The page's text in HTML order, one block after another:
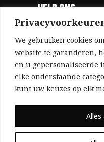
We gebruiken cookies
website te garanderen,
en u gepersonaliseerde
elke onderstaande
kunt uw keuzes op elk
Alles
HELP ONS
Aangezien we
(zonder subsidies,
advertenties en
voor de publicatie
afhankelijk van de
Bij voorbaat dank